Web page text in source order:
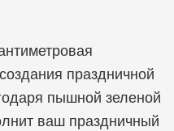
праздничной
пышной зеленой
ваш праздничный